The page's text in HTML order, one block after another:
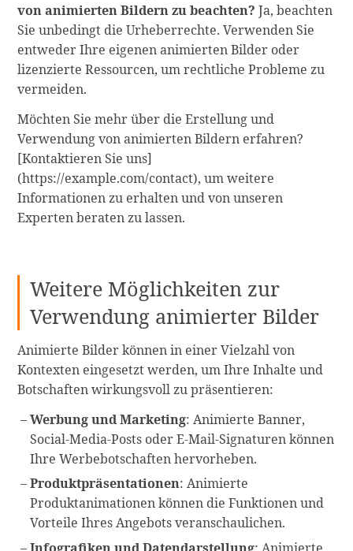
von animierten Bildern zu beachten? Ja, beachten
Sie unbedingt die Urheberrechte. Verwenden Sie
entweder Ihre eigenen animierten Bilder oder
lizenzierte Ressourcen, um rechtliche Probleme zu
vermeiden.
Möchten Sie mehr über die Erstellung und
Verwendung von animierten Bildern erfahren?
[Kontaktieren Sie uns]
(https://example.com/contact), um weitere
Informationen zu erhalten und von unseren
Experten beraten zu lassen.
Weitere Möglichkeiten zur
Verwendung animierter Bilder
Animierte Bilder können in einer Vielzahl von
Kontexten eingesetzt werden, um Ihre Inhalte und
Botschaften wirkungsvoll zu präsentieren:
Werbung und Marketing: Animierte Banner,
Social-Media-Posts oder E-Mail-Signaturen können
Ihre Werbebotschaften hervorheben.
Produktpräsentationen: Animierte
Produktanimationen können die Funktionen und
Vorteile Ihres Angebots veranschaulichen.
Infografiken und Datendarstellung: Animierte